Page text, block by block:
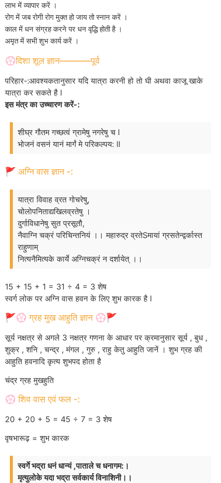
लाभ में व्यापार करें ।
रोग में जब रोगी रोग मुक्त हो जाय तो स्नान करें ।
काल में धन संग्रह करने पर धन वृद्धि होती है ।
अमृत में सभी शुभ कार्य करें ।
💮दिशा शूल ज्ञान———–पूर्व
परिहार-:आवश्यकतानुसार यदि यात्रा करनी हो तो घी अथवा काजू खाके
यात्रा कर सकते है l
इस मंत्र का उच्चारण करें-:
शीघ्र गौतम गच्छत्वं ग्रामेषु नगरेषु च l
भोजनं वसनं यानं मार्गं मे परिकल्पय: ll
🚩 अग्नि वास ज्ञान -:
यात्रा विवाह व्रत गोचरेषु,
चोलोपनिताद्यखिलव्रतेषु ।
दुर्गाविधानेषु सुत प्रसूतौ,
नैवाग्नि चक्रं परिचिन्तनियं ।। महारुद्र व्रतेSमायां ग्रसतेन्द्वर्कास्त
राहुणाम्
नित्यनैमित्यके कार्ये अग्निचक्रं न दर्शायेत् ।।
15 + 15 + 1 = 31 ÷ 4 = 3 शेष
स्वर्ग लोक पर अग्नि वास हवन के लिए शुभ कारक है l
🚩💮 ग्रह मुख आहुति ज्ञान 💮🚩
सूर्य नक्षत्र से अगले 3 नक्षत्र गणना के आधार पर क्रमानुसार सूर्य , बुध ,
शुक्र , शनि , चन्द्र , मंगल , गुरु , राहु केतु आहुति जानें । शुभ ग्रह की
आहुति हवनादि कृत्य शुभपद होता है
चंद्र ग्रह मुखहुति
💮 शिव वास एवं फल -:
20 + 20 + 5 = 45 ÷ 7 = 3 शेष
वृषभारूढ़ = शुभ कारक
स्वर्गे भद्रा धनं धान्यं ,पाताले च धनागम:।
मृत्युलोके यदा भद्रा सर्वकार्य विनाशिनी।।